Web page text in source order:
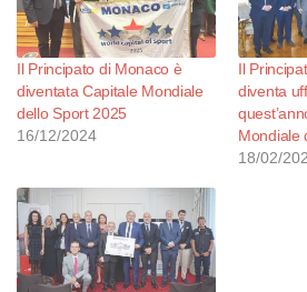
Il Principato di Monaco è
diventata Capitale Mondiale
dello Sport 2025
16/12/2024
Il
diventa
Mondiale
18/02/